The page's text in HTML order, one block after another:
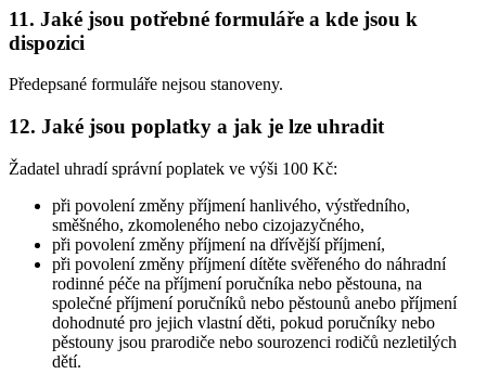
11. Jaké jsou potřebné formuláře a kde jsou k
dispozici
Předepsané formuláře nejsou stanoveny.
12. Jaké jsou poplatky a jak je lze uhradit
Žadatel uhradí správní poplatek ve výši 100 Kč:
při povolení změny příjmení hanlivého, výstředního,
směšného, zkomoleného nebo cizojazyčného,
při povolení změny příjmení na dřívější příjmení,
při povolení změny příjmení dítěte svěřeného do náhradní
rodinné péče na příjmení poručníka nebo pěstouna, na
společné příjmení poručníků nebo pěstounů anebo příjmení
dohodnuté pro jejich vlastní děti, pokud poručníky nebo
pěstouny jsou prarodiče nebo sourozenci rodičů nezletilých
dětí.